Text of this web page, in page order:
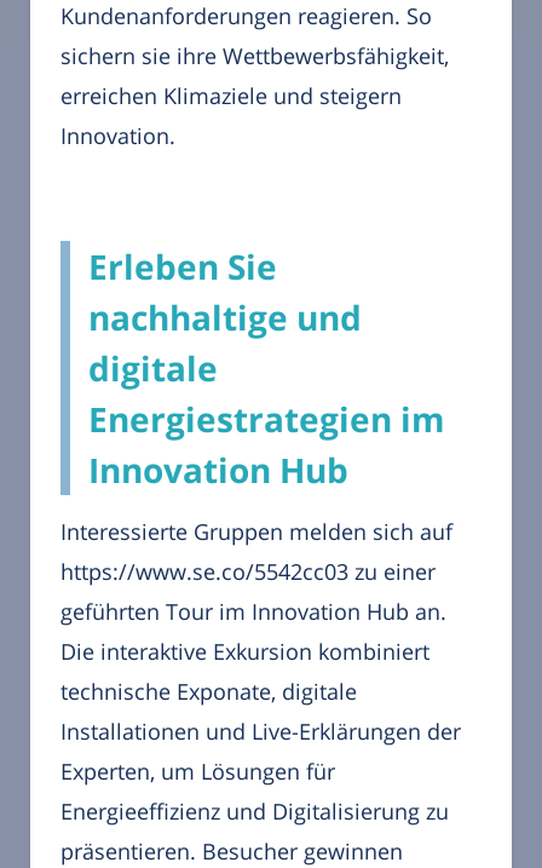
Kundenanforderungen reagieren. So
sichern sie ihre Wettbewerbsfähigkeit,
erreichen Klimaziele und steigern
Innovation.
Erleben Sie
nachhaltige und
digitale
Energiestrategien im
Innovation Hub
Interessierte Gruppen melden sich auf
https://www.se.co/5542cc03 zu einer
geführten Tour im Innovation Hub an.
Die interaktive Exkursion kombiniert
technische Exponate, digitale
Installationen und Live-Erklärungen der
Experten, um Lösungen für
Energieeffizienz und Digitalisierung zu
präsentieren. Besucher gewinnen